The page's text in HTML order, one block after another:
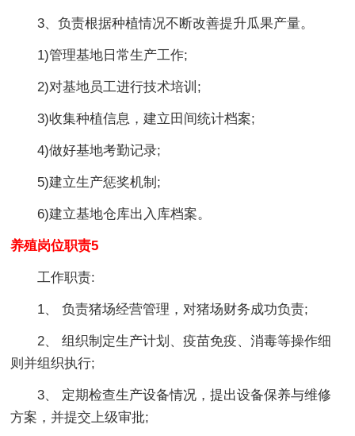
3、负责根据种植情况不断改善提升瓜果产量。
1)管理基地日常生产工作;
2)对基地员工进行技术培训;
3)收集种植信息，建立田间统计档案;
4)做好基地考勤记录;
5)建立生产惩奖机制;
6)建立基地仓库出入库档案。
养殖岗位职责5
工作职责:
1、 负责猪场经营管理，对猪场财务成功负责;
2、 组织制定生产计划、疫苗免疫、消毒等操作细
则并组织执行;
3、 定期检查生产设备情况，提出设备保养与维修
方案，并提交上级审批;